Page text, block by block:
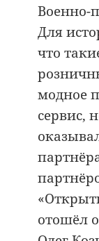
Для
что
модное
сервис,
отошёл